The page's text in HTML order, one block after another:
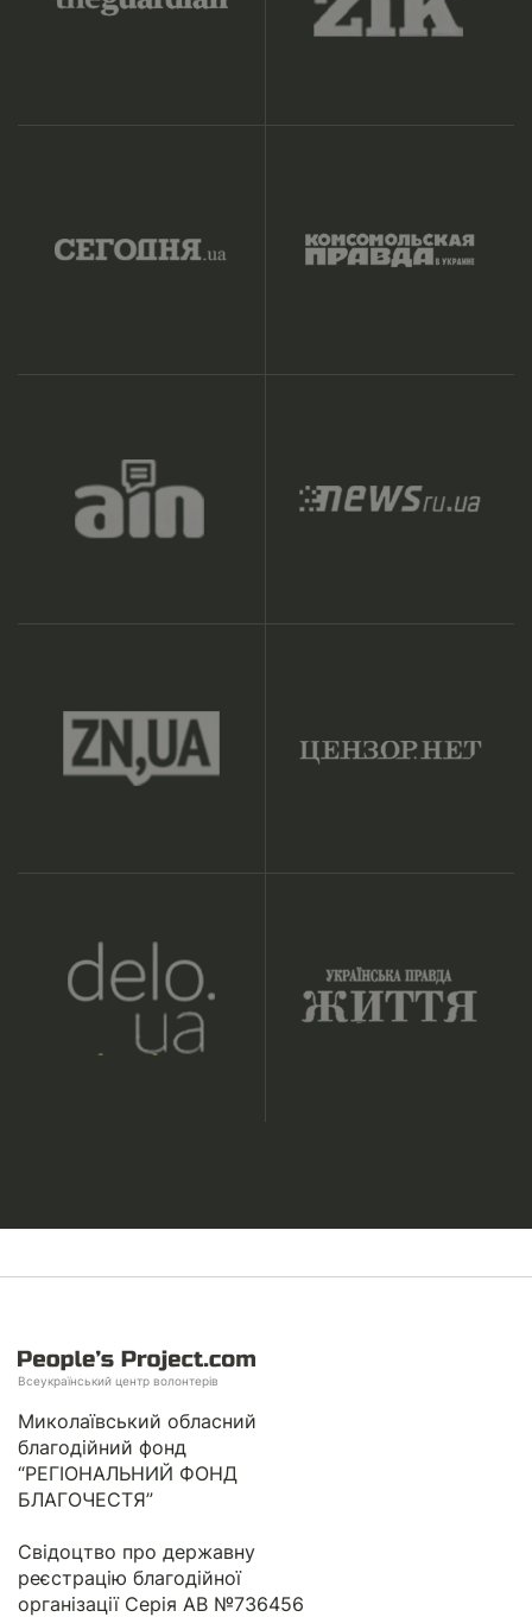
Всеукраїнський центр волонтерів
Миколаївський обласний
благодійний фонд
“РЕГІОНАЛЬНИЙ ФОНД
БЛАГОЧЕСТЯ”
Свідоцтво про державну
реєстрацію благодійної
організації Серія АВ №736456